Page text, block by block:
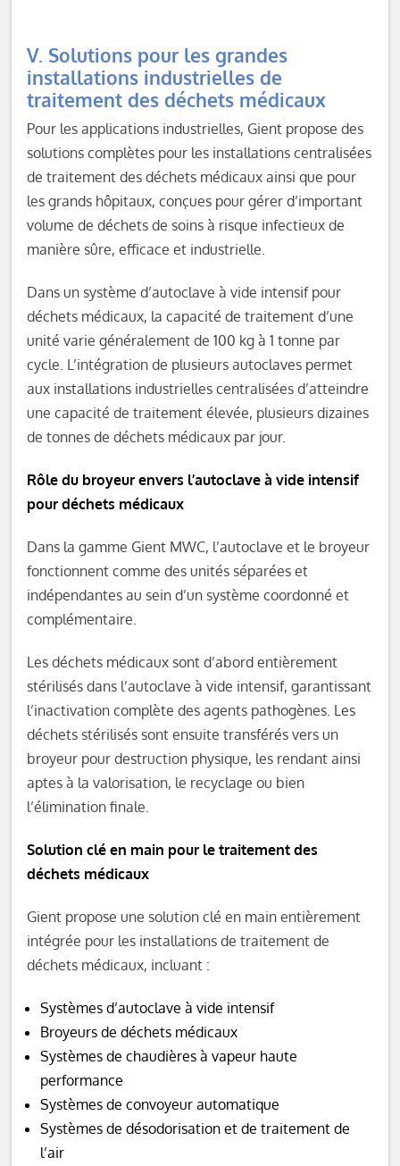
V. Solutions pour les grandes
installations industrielles de
traitement des déchets médicaux
Pour les applications industrielles, Gient propose des
solutions complètes pour les installations centralisées
de traitement des déchets médicaux ainsi que pour
les grands hôpitaux, conçues pour gérer d’important
volume de déchets de soins à risque infectieux de
manière sûre, efficace et industrielle.
Dans un système d’autoclave à vide intensif pour
déchets médicaux, la capacité de traitement d’une
unité varie généralement de 100 kg à 1 tonne par
cycle. L’intégration de plusieurs autoclaves permet
aux installations industrielles centralisées d’atteindre
une capacité de traitement élevée, plusieurs dizaines
de tonnes de déchets médicaux par jour.
Rôle du broyeur envers l’autoclave à vide intensif
pour déchets médicaux
Dans la gamme Gient MWC, l’autoclave et le broyeur
fonctionnent comme des unités séparées et
indépendantes au sein d’un système coordonné et
complémentaire.
Les déchets médicaux sont d’abord entièrement
stérilisés dans l’autoclave à vide intensif, garantissant
l’inactivation complète des agents pathogènes. Les
déchets stérilisés sont ensuite transférés vers un
broyeur pour destruction physique, les rendant ainsi
aptes à la valorisation, le recyclage ou bien
l’élimination finale.
Solution clé en main pour le traitement des
déchets médicaux
Gient propose une solution clé en main entièrement
intégrée pour les installations de traitement de
déchets médicaux, incluant :
Systèmes d’autoclave à vide intensif
Broyeurs de déchets médicaux
Systèmes de chaudières à vapeur haute
performance
Systèmes de convoyeur automatique
Systèmes de désodorisation et de traitement de
l’air